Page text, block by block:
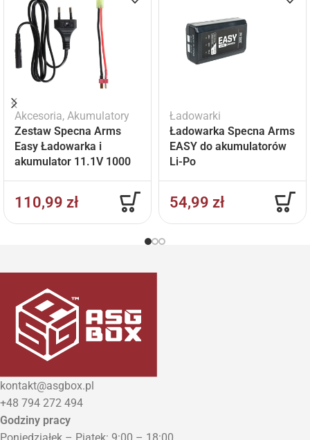
Akcesoria, Akumulatory
Zestaw Specna Arms
Easy Ładowarka i
akumulator 11.1V 1000
110,99 zł
Ładowarki
Ładowarka Specna Arms
EASY do akumulatorów
Li-Po
54,99 zł
kontakt@asgbox.pl
+48 794 272 494
Godziny pracy